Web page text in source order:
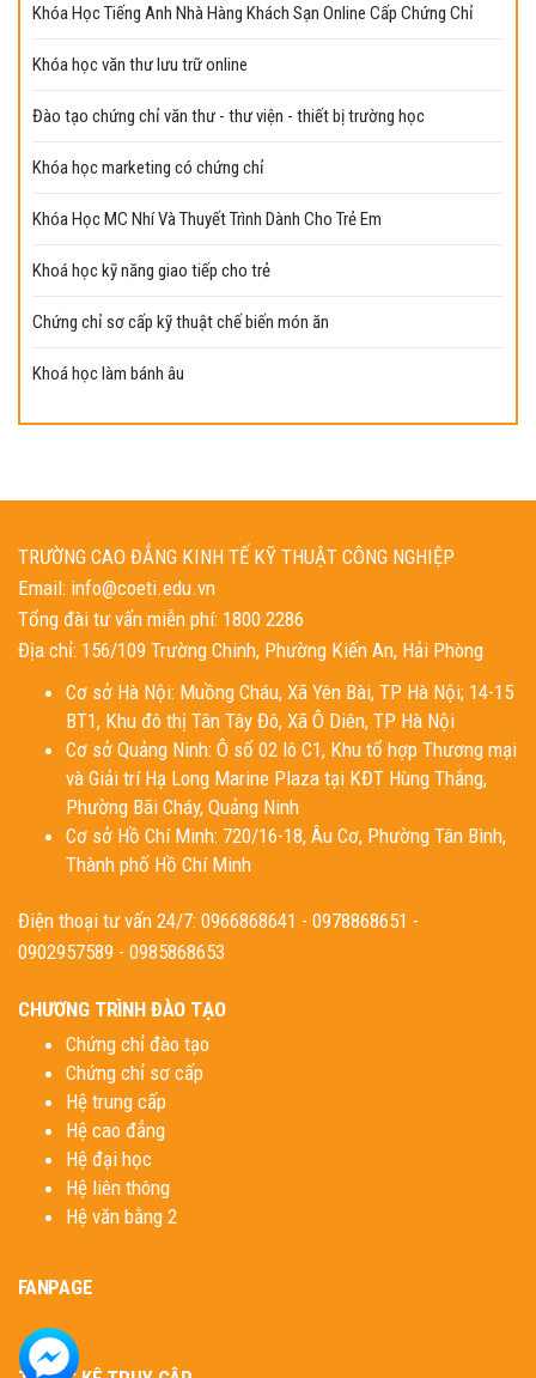
Khóa Học Tiếng Anh Nhà Hàng Khách Sạn Online Cấp Chứng Chỉ
Khóa học văn thư lưu trữ online
Đào tạo chứng chỉ văn thư - thư viện - thiết bị trường học
Khóa học marketing có chứng chỉ
Khóa Học MC Nhí Và Thuyết Trình Dành Cho Trẻ Em
Khoá học kỹ năng giao tiếp cho trẻ
Chứng chỉ sơ cấp kỹ thuật chế biến món ăn
Khoá học làm bánh âu
TRƯỜNG CAO ĐẲNG KINH TẾ KỸ THUẬT CÔNG NGHIỆP
Email: info@coeti.edu.vn
Tổng đài tư vấn miễn phí: 1800 2286
Địa chỉ: 156/109 Trường Chinh, Phường Kiến An, Hải Phòng
Cơ sở Hà Nội: Muồng Cháu, Xã Yên Bài, TP Hà Nội; 14-15
BT1, Khu đô thị Tân Tây Đô, Xã Ô Diên, TP Hà Nội
Cơ sở Quảng Ninh: Ô số 02 lô C1, Khu tổ hợp Thương mại
và Giải trí Hạ Long Marine Plaza tại KĐT Hùng Thắng,
Phường Bãi Cháy, Quảng Ninh
Cơ sở Hồ Chí Minh: 720/16-18, Âu Cơ, Phường Tân Bình,
Thành phố Hồ Chí Minh
Điện thoại tư vấn 24/7: 0966868641 - 0978868651 -
0902957589 - 0985868653
CHƯƠNG TRÌNH ĐÀO TẠO
Chứng chỉ đào tạo
Chứng chỉ sơ cấp
Hệ trung cấp
Hệ cao đẳng
Hệ đại học
Hệ liên thông
Hệ văn bằng 2
FANPAGE